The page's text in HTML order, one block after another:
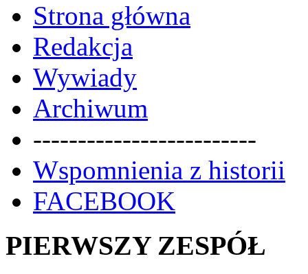
Strona główna
Redakcja
Wywiady
Archiwum
-------------------------
Wspomnienia z historii
FACEBOOK
PIERWSZY ZESPÓŁ